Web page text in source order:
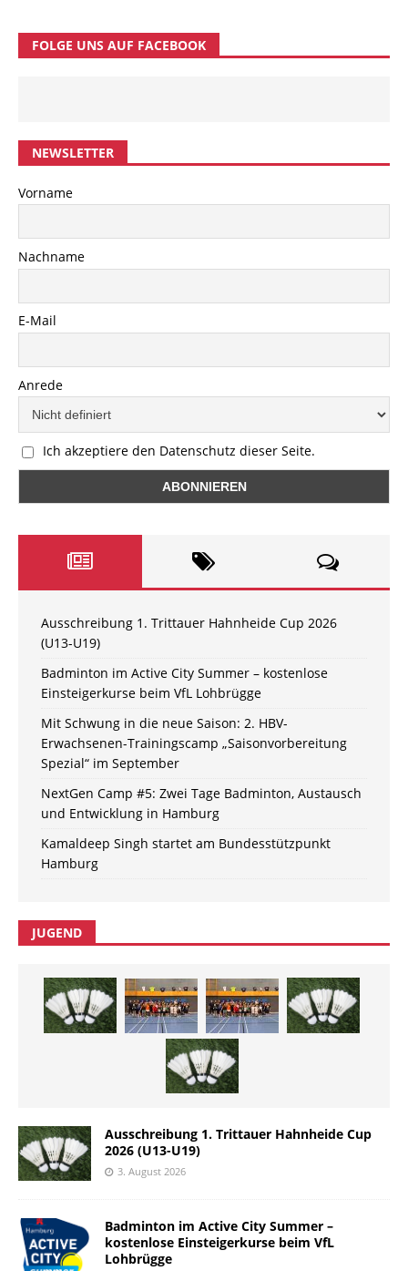
FOLGE UNS AUF FACEBOOK
NEWSLETTER
Vorname
Nachname
E-Mail
Anrede
Ich akzeptiere den Datenschutz dieser Seite.
Ausschreibung 1. Trittauer Hahnheide Cup 2026
(U13-U19)
Badminton im Active City Summer – kostenlose
Einsteigerkurse beim VfL Lohbrügge
Mit Schwung in die neue Saison: 2. HBV-
Erwachsenen-Trainingscamp „Saisonvorbereitung
Spezial“ im September
NextGen Camp #5: Zwei Tage Badminton, Austausch
und Entwicklung in Hamburg
Kamaldeep Singh startet am Bundesstützpunkt
Hamburg
JUGEND
Ausschreibung 1. Trittauer Hahnheide Cup
2026 (U13-U19)
3. August 2026
Badminton im Active City Summer –
kostenlose Einsteigerkurse beim VfL
Lohbrügge